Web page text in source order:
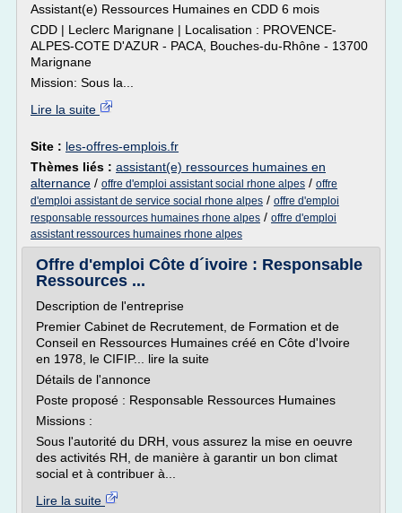
Assistant(e) Ressources Humaines en CDD 6 mois
CDD | Leclerc Marignane | Localisation : PROVENCE-
ALPES-COTE D'AZUR - PACA, Bouches-du-Rhône - 13700
Marignane
Mission: Sous la...
Lire la suite
Site : les-offres-emplois.fr
Thèmes liés : assistant(e) ressources humaines en
alternance / offre d'emploi assistant social rhone alpes / offre
d'emploi assistant de service social rhone alpes / offre d'emploi
responsable ressources humaines rhone alpes / offre d'emploi
assistant ressources humaines rhone alpes
Offre d'emploi Côte d´ivoire : Responsable
Ressources ...
Description de l'entreprise
Premier Cabinet de Recrutement, de Formation et de
Conseil en Ressources Humaines créé en Côte d'Ivoire
en 1978, le CIFIP... lire la suite
Détails de l'annonce
Poste proposé : Responsable Ressources Humaines
Missions :
Sous l'autorité du DRH, vous assurez la mise en oeuvre
des activités RH, de manière à garantir un bon climat
social et à contribuer à...
Lire la suite